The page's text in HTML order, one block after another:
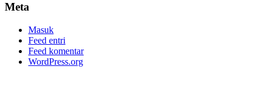
Meta
Masuk
Feed entri
Feed komentar
WordPress.org